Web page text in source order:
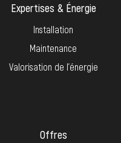
Expertises & Énergie
Installation
Maintenance
Valorisation de l’énergie
Offres